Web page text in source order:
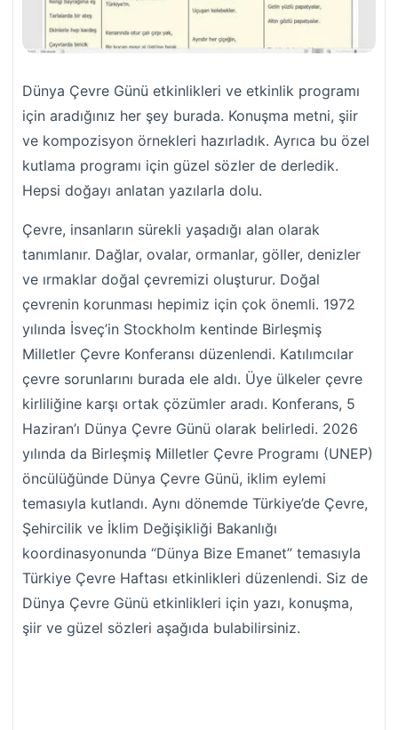
Dünya Çevre Günü etkinlikleri ve etkinlik programı
için aradığınız her şey burada. Konuşma metni, şiir
ve kompozisyon örnekleri hazırladık. Ayrıca bu özel
kutlama programı için güzel sözler de derledik.
Hepsi doğayı anlatan yazılarla dolu.
Çevre, insanların sürekli yaşadığı alan olarak
tanımlanır. Dağlar, ovalar, ormanlar, göller, denizler
ve ırmaklar doğal çevremizi oluşturur. Doğal
çevrenin korunması hepimiz için çok önemli. 1972
yılında İsveç’in Stockholm kentinde Birleşmiş
Milletler Çevre Konferansı düzenlendi. Katılımcılar
çevre sorunlarını burada ele aldı. Üye ülkeler çevre
kirliliğine karşı ortak çözümler aradı. Konferans, 5
Haziran’ı Dünya Çevre Günü olarak belirledi. 2026
yılında da Birleşmiş Milletler Çevre Programı (UNEP)
öncülüğünde Dünya Çevre Günü, iklim eylemi
temasıyla kutlandı. Aynı dönemde Türkiye’de Çevre,
Şehircilik ve İklim Değişikliği Bakanlığı
koordinasyonunda “Dünya Bize Emanet” temasıyla
Türkiye Çevre Haftası etkinlikleri düzenlendi. Siz de
Dünya Çevre Günü etkinlikleri için yazı, konuşma,
şiir ve güzel sözleri aşağıda bulabilirsiniz.